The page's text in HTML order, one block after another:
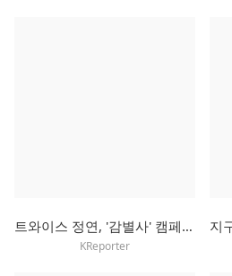
트와이스 정연, '감별사' 캠페인으로 초록우산에 3천만원 기부
KReporter